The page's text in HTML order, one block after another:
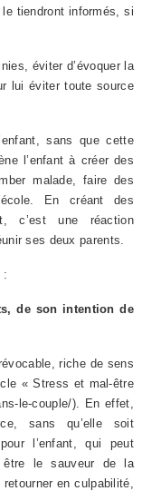
le tiendront informés, si
éviter d’évoquer la
lui éviter toute source
sans que cette
l’enfant à créer des
malade, faire des
En créant des
c’est une réaction
ses deux parents.
:
de son intention de
riche de sens
« Stress et mal-être
le-couple/). En effet,
sans qu’elle soit
l’enfant, qui peut
être le sauveur de la
en culpabilité,